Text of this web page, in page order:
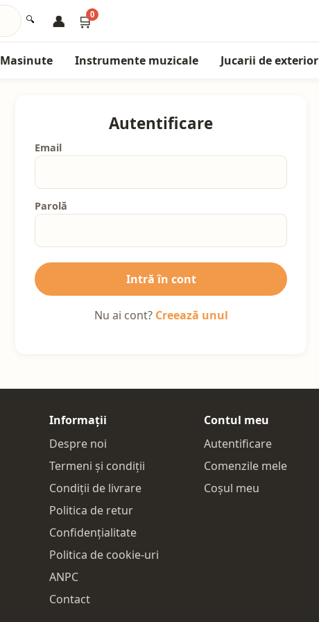
🔍 👤 🛒0
Masinute Instrumente muzicale Jucarii de exterior
Autentificare
Email
Parolă
Intră în cont
Nu ai cont? Creează unul
Informații
Despre noi
Termeni și condiții
Condiții de livrare
Politica de retur
Confidențialitate
Politica de cookie-uri
ANPC
Contact
Contul meu
Autentificare
Comenzile mele
Coșul meu